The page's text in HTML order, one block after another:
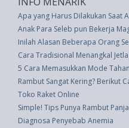
Apa yang Harus Dilakukan Saat
Anak Para Seleb pun Bekerja
Inilah Alasan Beberapa Orang
Cara Tradisional Menangkal
5 Cara Memasukkan Mode
Rambut Sangat Kering? Berikut
Toko Raket Online
Simple! Tips Punya Rambut
Diagnosa Penyebab Anemia